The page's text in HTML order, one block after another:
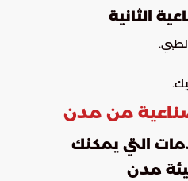
الثانية
من مدن
التي يمكنك
مدن